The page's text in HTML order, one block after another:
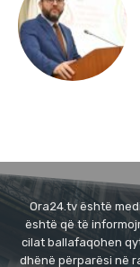
Ora24.tv është
është që të
cilat ballafaqohen
dhënë përparësi në